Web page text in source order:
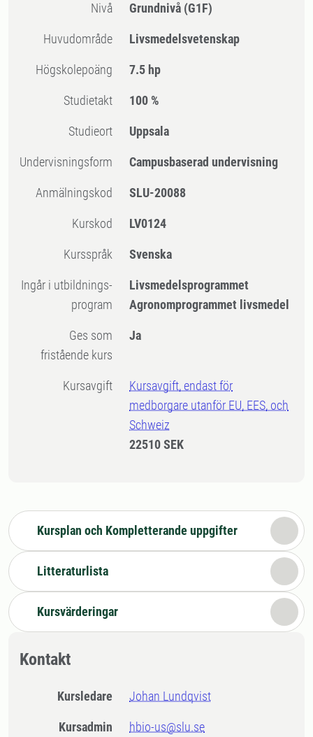
Nivå Grundnivå (G1F)
Huvudområde Livsmedelsvetenskap
högskolepoäng 7.5 hp
Studietakt 100 %
Studieort Uppsala
Undervisningsform Campusbaserad undervisning
Anmälningskod SLU-20088
Kurskod LV0124
Kursspråk Svenska
Ingår i utbildnings-
program
Livsmedelsprogrammet
Agronomprogrammet livsmedel
Ges som
fristående kurs
Ja
Kursavgift
Kursavgift, endast för
medborgare utanför EU, EES, och
Schweiz
22510 SEK
Kursplan och Kompletterande uppgifter
Litteraturlista
Kursvärderingar
Kontakt
Kursledare Johan Lundqvist
Kursadmin hbio-us@slu.se